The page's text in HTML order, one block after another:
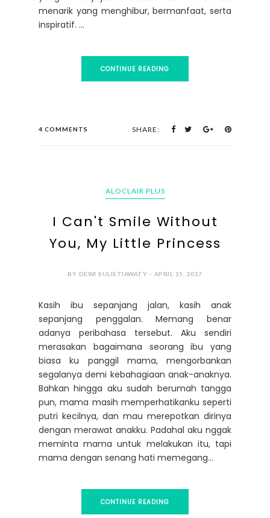
menarik yang menghibur, bermanfaat, serta
inspiratif. ...
CONTINUE READING
4 COMMENTS SHARE:
ALOCLAIR PLUS
I Can't Smile Without
You, My Little Princess
BY DEWI SULISTIAWATY - APRIL 15, 2017
Kasih ibu sepanjang jalan, kasih anak
sepanjang penggalan. Memang benar
adanya peribahasa tersebut. Aku sendiri
merasakan bagaimana seorang ibu yang
biasa ku panggil mama, mengorbankan
segalanya demi kebahagiaan anak-anaknya.
Bahkan hingga aku sudah berumah tangga
pun, mama masih memperhatikanku seperti
putri kecilnya, dan mau merepotkan dirinya
dengan merawat anakku. Padahal aku nggak
meminta mama untuk melakukan itu, tapi
mama dengan senang hati memegang...
CONTINUE READING